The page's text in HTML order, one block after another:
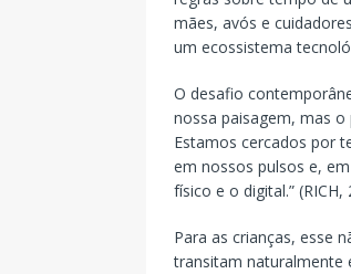
mães, avós e
um ecossistema
O desafio
nossa paisagem, mas
Estamos cercados por
em nossos pulsos e,
físico e o digital.” (RICH,
Para as crianças, esse
transitam naturalmente